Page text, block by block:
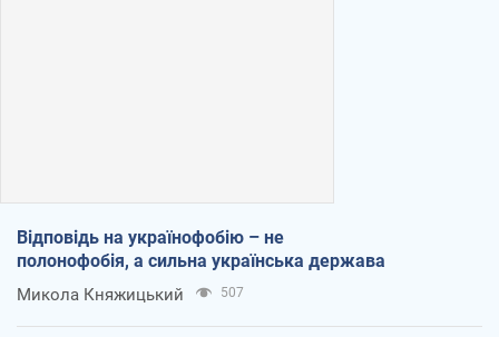
Відповідь на українофобію – не
полонофобія, а сильна українська держава
Микола Княжицький 507